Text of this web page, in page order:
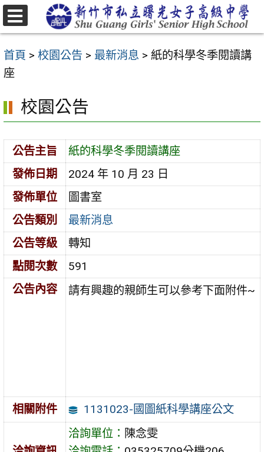
跳
至
要
內
區
首頁 > 校園公告 > 最新消息 > 紙的科學冬季閱讀講
座
校園公告
公告主旨
紙的科學冬季閱讀講座
發佈日期
2024 年 10 月 23 日
發佈單位
圖書室
公告類別
最新消息
公告等級
轉知
點閱次數
591
公告內容
請有興趣的親師生可以參考下面附件~
相關附件 1131023-國圖紙科學講座公文
洽詢單位： 陳念雯
選
單